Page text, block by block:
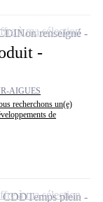
-
AIGUES
recherchons un(e)
de
Non renseigné
à ma sélection
CDDTemps plein
à ma sélection